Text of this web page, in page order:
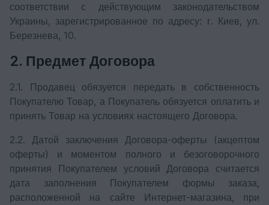
соответствии с действующим законодательством
Украины, зарегистрированное по адресу: г. Киев, ул.
Березнева, 10.
2. Предмет Договора
2.1. Продавец обязуется передать в собственность
Покупателю Товар, а Покупатель обязуется оплатить и
принять Товар на условиях настоящего Договора.
2.2. Датой заключения Договора-оферты (акцептом
оферты) и моментом полного и безоговорочного
принятия Покупателем условий Договора считается
дата заполнения Покупателем формы заказа,
расположенной на сайте Интернет-магазина, при